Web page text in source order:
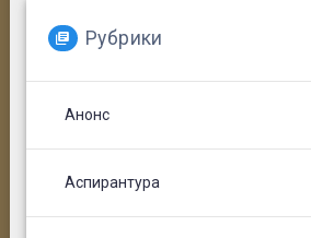
Рубрики
Анонс
Аспирантура